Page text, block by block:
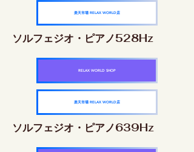
楽天市場 RELAX WORLD店
ソルフェジオ・ピアノ528Hz
RELAX WORLD SHOP
楽天市場 RELAX WORLD店
ソルフェジオ・ピアノ639Hz